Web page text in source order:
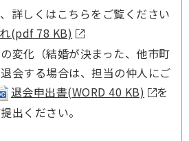
詳しくはこちらをご覧ください
(pdf 78 KB)
変化（結婚が決まった、他市町
会する場合は、担当の仲人にご
退会申出書(WORD 40 KB)
を
出ください。